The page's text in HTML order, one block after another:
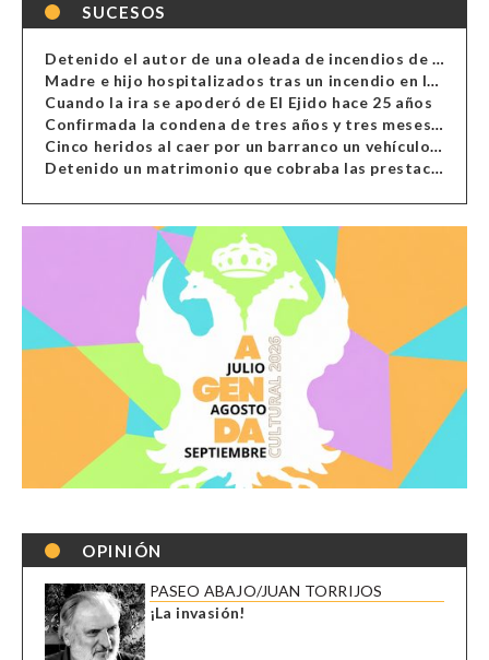
SUCESOS
Detenido el autor de una oleada de incendios de contenedores en Almería
Madre e hijo hospitalizados tras un incendio en la cocina de una vivienda en Almería
Cuando la ira se apoderó de El Ejido hace 25 años
Confirmada la condena de tres años y tres meses al hombre de Antas acusado de xenofobia
Cinco heridos al caer por un barranco un vehículo en Alcolea
Detenido un matrimonio que cobraba las prestaciones de ilegales en Almería, Granada, Málaga, Huelva y Murcia
OPINIÓN
PASEO ABAJO/JUAN TORRIJOS
¡La invasión!